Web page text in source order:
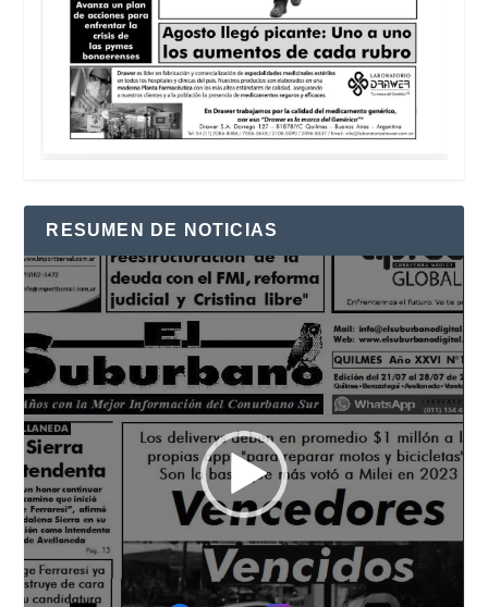
RESUMEN DE NOTICIAS
Reproductor
de
vídeo